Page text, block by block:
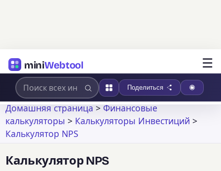
miniWebtool ☰
Поделиться
Домашняя страница>Финансовые
калькуляторы > Калькуляторы Инвестиций >
Калькулятор NPS
Калькулятор NPS